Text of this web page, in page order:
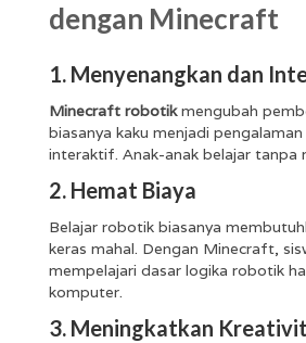
dengan Minecraft
1. Menyenangkan dan
Minecraft robotikmengubah
biasanya kaku menjadi
interaktif. Anak-anak belajar tanpa
2. Hemat Biaya
Belajar robotik biasanya
keras mahal. Dengan Minecraft,
mempelajari dasar logika robotik
komputer.
3. Meningkatkan